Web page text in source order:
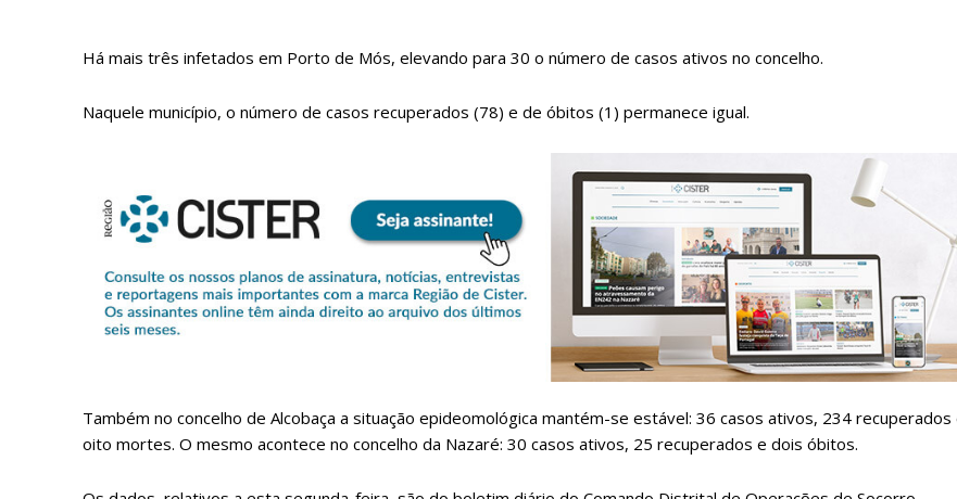
Planos de
Faça-se assinante do Região de Cister e ajude-nos a manter este
Sendo assinante terá acesso a todos os conteúdos exclusivos e versões digitais.
Há mais três infetados em Porto de Mós, elevando para 30 o número de casos ativos no concelho.
Naquele município, o número de casos recuperados (78) e de óbitos (1) permanece igual.
Também no concelho de Alcobaça a situação epideomológica mantém-se estável: 36 casos ativos, 234 recuperados
oito mortes. O mesmo acontece no concelho da Nazaré: 30 casos ativos, 25 recuperados e dois óbitos.